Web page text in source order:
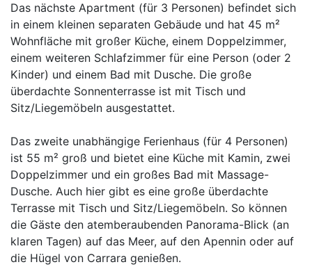
Das nächste Apartment (für 3 Personen) befindet sich
in einem kleinen separaten Gebäude und hat 45 m²
Wohnfläche mit großer Küche, einem Doppelzimmer,
einem weiteren Schlafzimmer für eine Person (oder 2
Kinder) und einem Bad mit Dusche. Die große
überdachte Sonnenterrasse ist mit Tisch und
Sitz/Liegemöbeln ausgestattet.
Das zweite unabhängige Ferienhaus (für 4 Personen)
ist 55 m² groß und bietet eine Küche mit Kamin, zwei
Doppelzimmer und ein großes Bad mit Massage-
Dusche. Auch hier gibt es eine große überdachte
Terrasse mit Tisch und Sitz/Liegemöbeln. So können
die Gäste den atemberaubenden Panorama-Blick (an
klaren Tagen) auf das Meer, auf den Apennin oder auf
die Hügel von Carrara genießen.